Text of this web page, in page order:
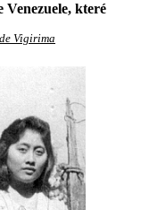
které
Vigirima